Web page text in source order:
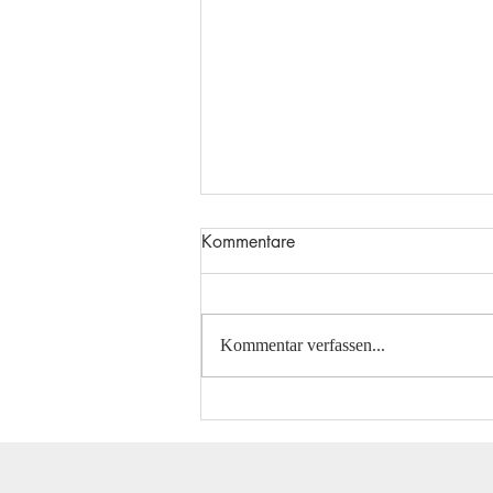
Gelungener Saisonabschluß in
Kommentare
Kommentar verfassen...